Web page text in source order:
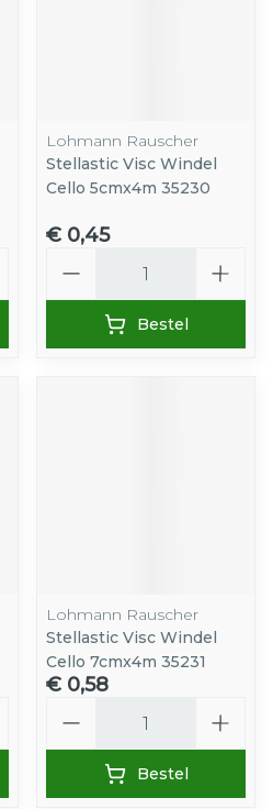
Lohmann Rauscher
Stellastic Visc Windel
Cello 5cmx4m 35230
€ 0,45
Bestel
Lohmann Rauscher
Stellastic Visc Windel
Cello 7cmx4m 35231
€ 0,58
Bestel